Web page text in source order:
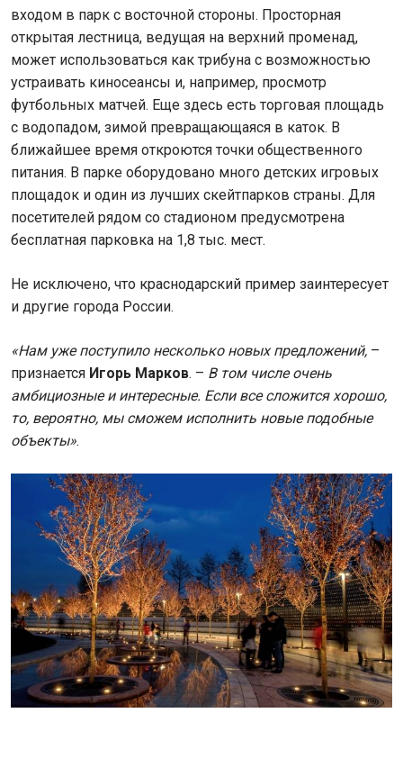
входом в парк с восточной стороны. Просторная
открытая лестница, ведущая на верхний променад,
может использоваться как трибуна с возможностью
устраивать киносеансы и, например, просмотр
футбольных матчей. Еще здесь есть торговая площадь
с водопадом, зимой превращающаяся в каток. В
ближайшее время откроются точки общественного
питания. В парке оборудовано много детских игровых
площадок и один из лучших скейтпарков страны. Для
посетителей рядом со стадионом предусмотрена
бесплатная парковка на 1,8 тыс. мест.
Не исключено, что краснодарский пример заинтересует
и другие города России.
«Нам уже поступило несколько новых предложений, –
признается Игорь Марков. – В том числе очень
амбициозные и интересные. Если все сложится хорошо,
то, вероятно, мы сможем исполнить новые подобные
объекты».